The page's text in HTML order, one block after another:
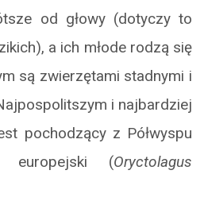
od głowy (dotyczy to
a ich młode rodzą się
są zwierzętami stadnymi i
i najbardziej
pochodzący z Półwyspu
europejski (Oryctolagus